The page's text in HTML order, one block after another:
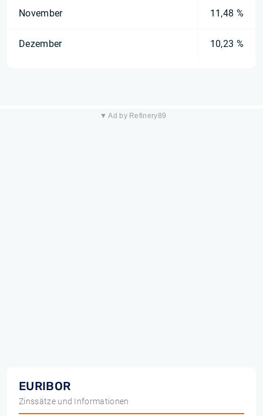
November 11,48 %
Dezember 10,23 %
▼ Ad by Refinery89
EURIBOR
Zinssätze und Informationen